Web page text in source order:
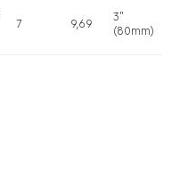
7 9,69
3"
(80mm)